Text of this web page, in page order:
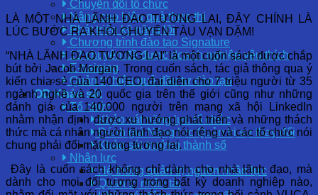
Chuyển đổi tổ chức
Nâng cao hiệu quả thực thi
Phát triển kỹ năng lõi
Chương trình đào tạo Signature
12 chuyên đề được doanh nghiệp yêu thích
E-training
Quản trị hiệu quả đầu tư đào tạo
OD Khảo sát
Tổ chức
Khảo sát năng lực tổ chức
Đánh giá Năng lực Quản trị sự thay đổi
Khảo sát trưởng thành số
Nhân lực
Hệ thống quản trị nguồn nhân lực
Quản trị nhân tài
LÀ MỘT NHÀ LÃNH ĐẠO TƯƠNG LAI, ĐÂY CHÍNH LÀ
LÚC BƯỚC RA KHỎI CHUYẾN TÀU VẠN DẶM!
“NHÀ LÃNH ĐẠO TƯƠNG LAI” là một cuốn sách được chắp
bút bởi Jacob Morgan. Trong cuốn sách, tác giả thông qua ý
kiến chia sẻ của 140 CEO, đại diện cho 7 triệu người từ 35
ngành nghề và 20 quốc gia trên thế giới cũng như những
đánh giá của 140.000 người trên mạng xã hội LinkedIn
nhằm nhận định được xu hướng phát triển và những thách
thức mà cá nhân người lãnh đạo nói riêng và các tổ chức nói
chung phải đối mặt trong tương lai.
Đây là cuốn sách không chỉ dành cho nhà lãnh đạo, mà
dành cho mọi đối tượng trong bất kỳ doanh nghiệp nào,